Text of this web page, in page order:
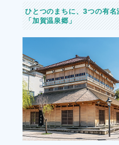
ひとつのまちに、3つの有名
「加賀温泉郷」